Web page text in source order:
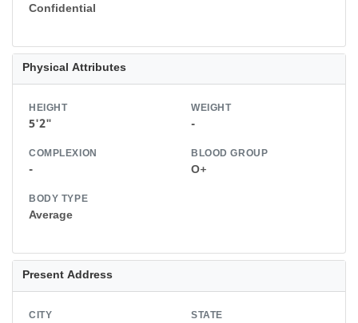
Confidential
Physical Attributes
HEIGHT
5'2"
WEIGHT
-
COMPLEXION
-
BLOOD GROUP
O+
BODY TYPE
Average
Present Address
CITY STATE